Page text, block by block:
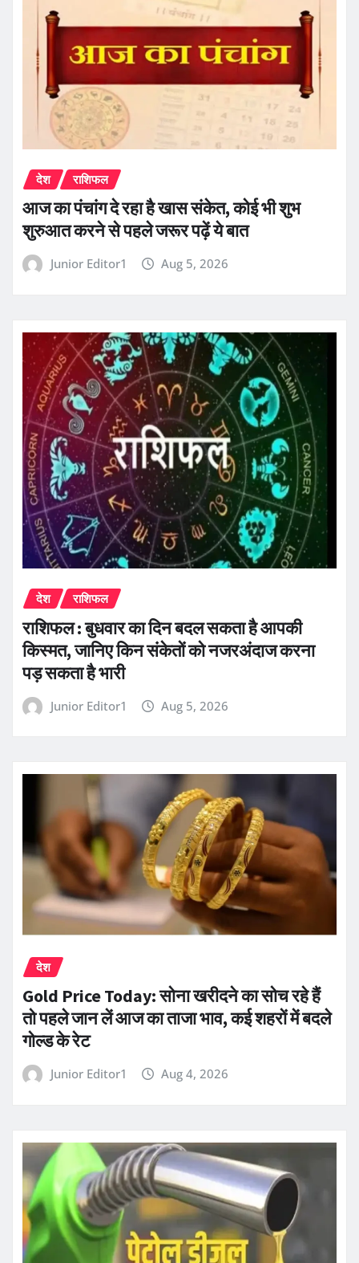
देश राशिफल
आज का पंचांग दे रहा है खास संकेत, कोई भी शुभ
शुरुआत करने से पहले जरूर पढ़ें ये बात
Junior Editor1 Aug 5, 2026
देश राशिफल
राशिफल : बुधवार का दिन बदल सकता है आपकी
किस्मत, जानिए किन संकेतों को नजरअंदाज करना
पड़ सकता है भारी
Junior Editor1 Aug 5, 2026
देश
Gold Price Today: सोना खरीदने का सोच रहे हैं
तो पहले जान लें आज का ताजा भाव, कई शहरों में बदले
गोल्ड के रेट
Junior Editor1 Aug 4, 2026